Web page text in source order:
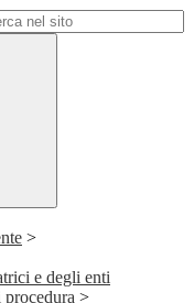
>
e degli enti
>